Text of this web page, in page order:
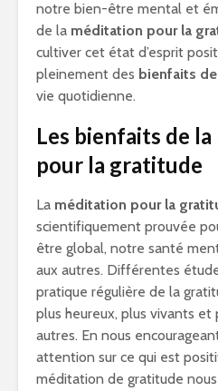
notre bien-être mental et
de la méditation pour la
cultiver cet état d’esprit
pleinement des bienfaits
vie quotidienne.
Les bienfaits de
pour la gratitude
La méditation pour la
scientifiquement prouvée
être global, notre santé
aux autres. Différentes
pratique régulière de la
plus heureux, plus vivants et
autres. En nous
attention sur ce qui est
méditation de gratitude